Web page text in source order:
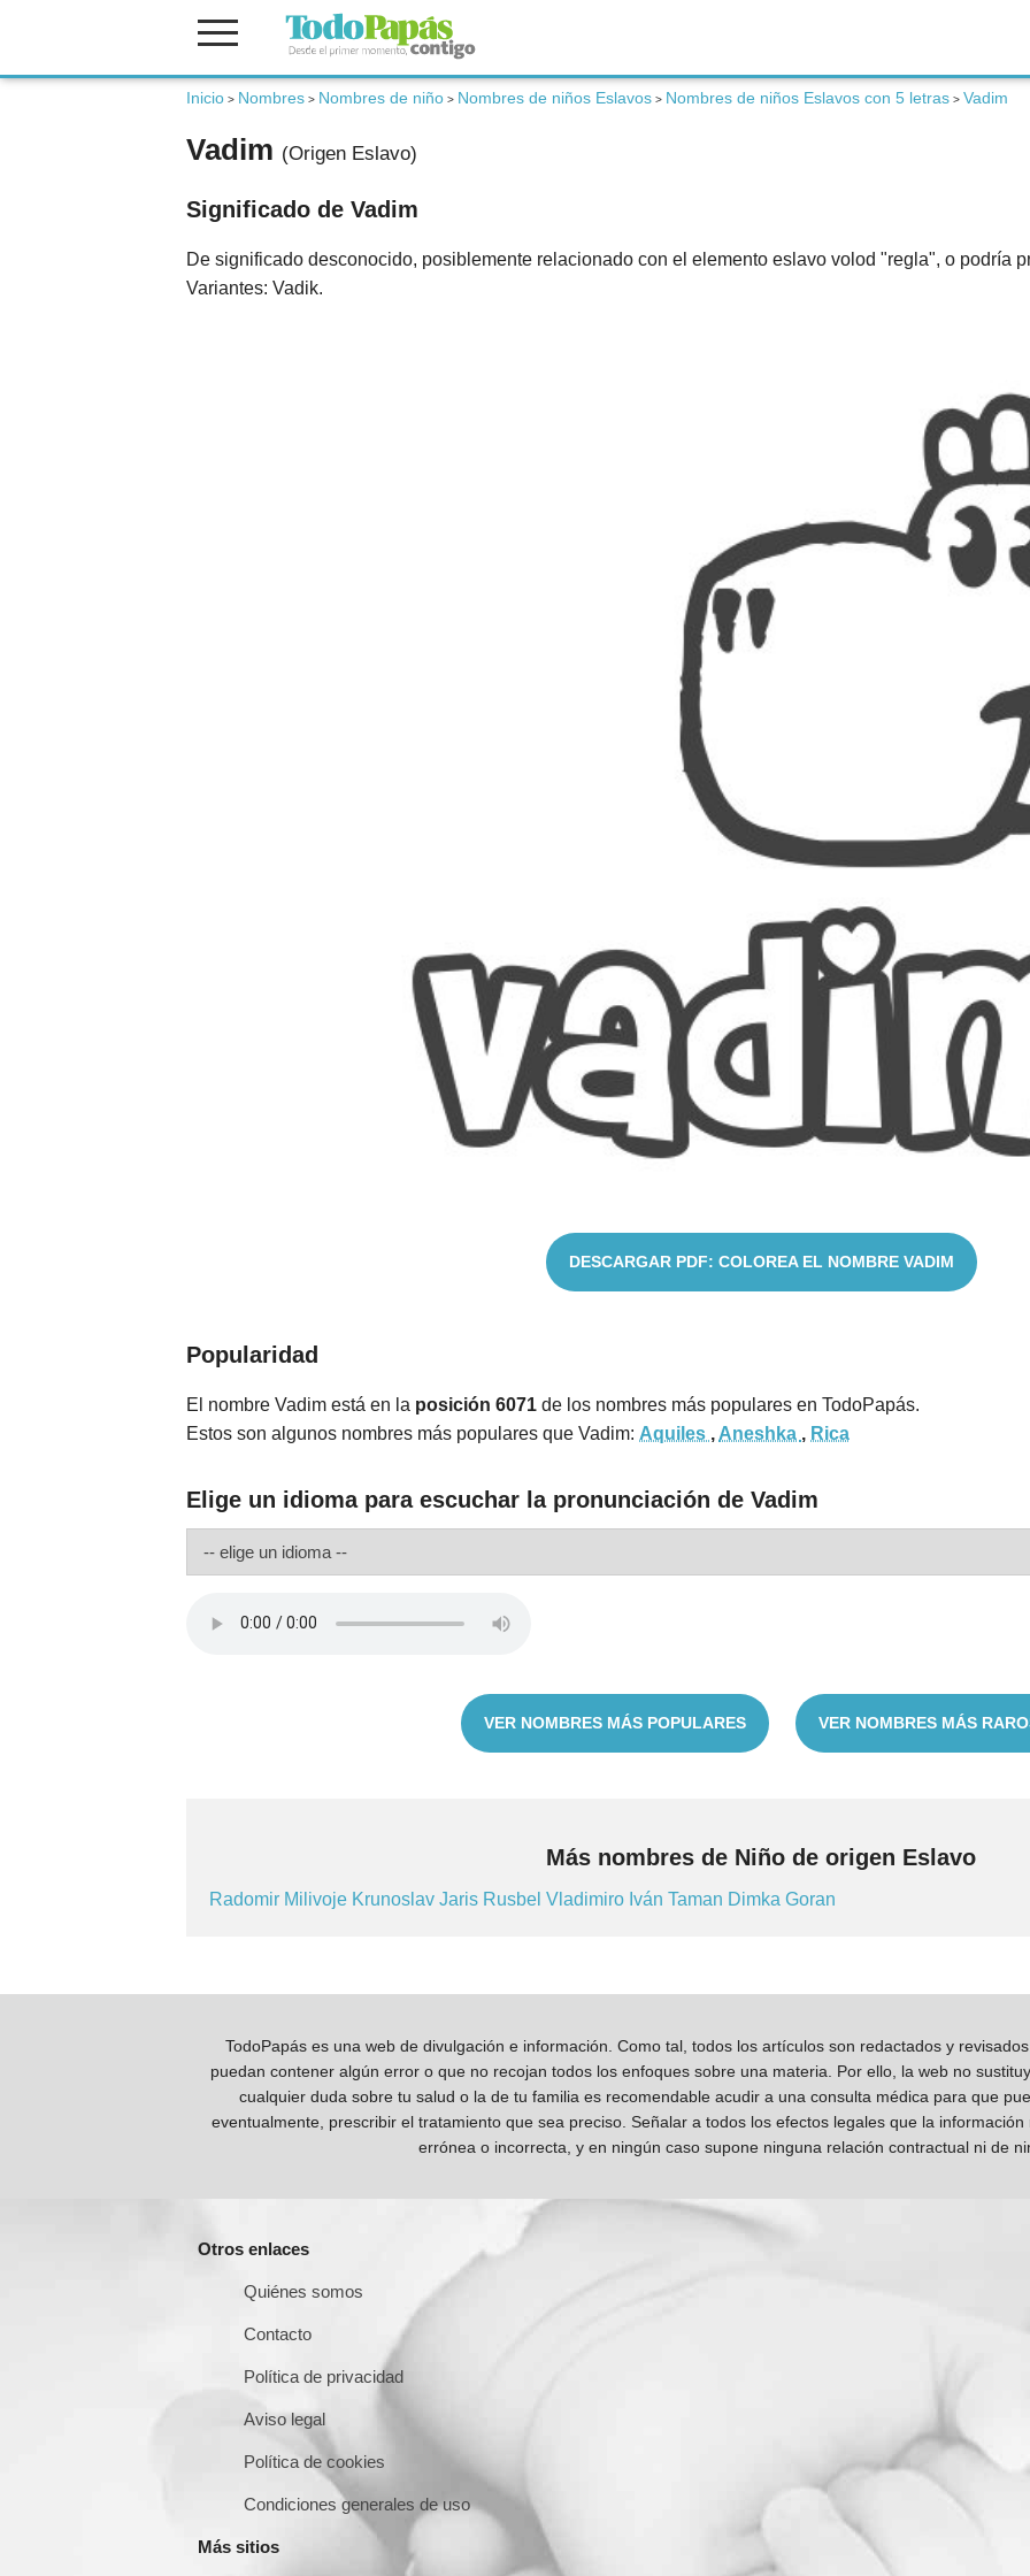
Inicio > Nombres > Nombres de niño > Nombres de niños Eslavos > Nombres de niños Eslavos con 5 letras > Vadim
Vadim (Origen Eslavo)
Significado de Vadim
De significado desconocido, posiblemente relacionado con el elemento eslavo volod "regla", o podría
Variantes: Vadik.
DESCARGAR PDF: COLOREA EL NOMBRE VADIM
Popularidad
El nombre Vadim está en la posición 6071 de los nombres más populares en TodoPapás.
Estos son algunos nombres más populares que Vadim: Aquiles , Aneshka , Rica
Elige un idioma para escuchar la pronunciación de Vadim
VER NOMBRES MÁS POPULARES VER NOMBRES MÁS
Más nombres de Niño de origen Eslavo
Radomir Milivoje Krunoslav Jaris Rusbel Vladimiro Iván Taman Dimka Goran
TodoPapás es una web de divulgación e información. Como tal, todos los artículos son redactados y
puedan contener algún error o que no recojan todos los enfoques sobre una materia. Por ello, la web no
cualquier duda sobre tu salud o la de tu familia es recomendable acudir a una consulta médica para que
eventualmente, prescribir el tratamiento que sea preciso. Señalar a todos los efectos legales que la
errónea o incorrecta, y en ningún caso supone ninguna relación contractual ni de
Otros enlaces
Quiénes somos
Contacto
Política de privacidad
Aviso legal
Política de cookies
Condiciones generales de uso
Más sitios